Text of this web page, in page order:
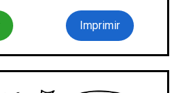
Imprimir